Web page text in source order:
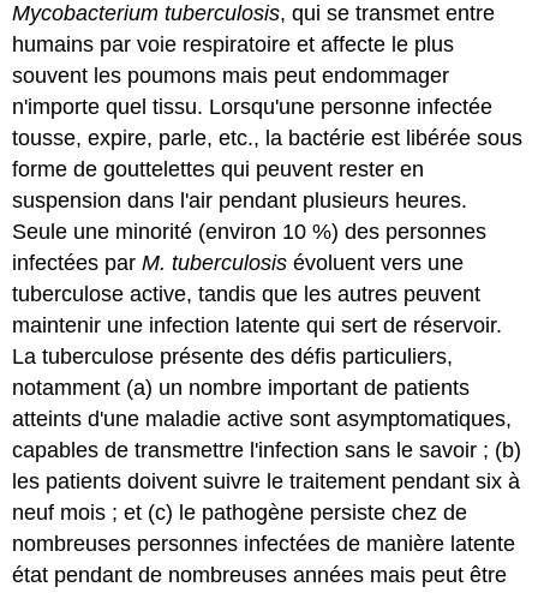
Mycobacterium tuberculosis, qui se transmet entre
humains par voie respiratoire et affecte le plus
souvent les poumons mais peut endommager
n'importe quel tissu. Lorsqu'une personne infectée
tousse, expire, parle, etc., la bactérie est libérée sous
forme de gouttelettes qui peuvent rester en
suspension dans l'air pendant plusieurs heures.
Seule une minorité (environ 10 %) des personnes
infectées parM. tuberculosis évoluent vers une
tuberculose active, tandis que les autres peuvent
maintenir une infection latente qui sert de réservoir.
La tuberculose présente des défis particuliers,
notamment (a) un nombre important de patients
atteints d'une maladie active sont asymptomatiques,
capables de transmettre l'infection sans le savoir ; (b)
les patients doivent suivre le traitement pendant six à
neuf mois ; et (c) le pathogène persiste chez de
nombreuses personnes infectées de manière latente
état pendant de nombreuses années mais peut être